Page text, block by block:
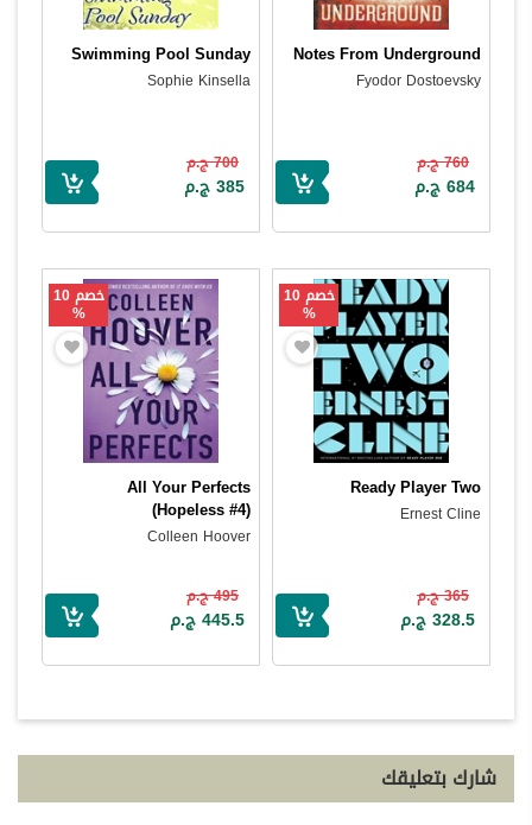
Notes From Underground
Fyodor Dostoevsky
760 ج.م
684 ج.م
Swimming Pool Sunday
Sophie Kinsella
700 ج.م
385 ج.م
خصم 10
%
Ready Player Two
Ernest Cline
365 ج.م
328.5 ج.م
خصم 10
%
All Your Perfects
(Hopeless #4)
Colleen Hoover
495 ج.م
445.5 ج.م
شارك بتعليقك